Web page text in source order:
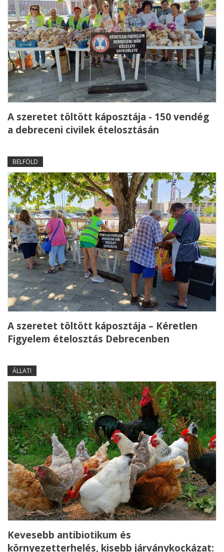
A szeretet töltött káposztája - 150 vendég
a debreceni civilek ételosztásán
BELFÖLD
A szeretet töltött káposztája – Kéretlen
Figyelem ételosztás Debrecenben
ÁLLATI
Kevesebb antibiotikum és
környezetterhelés, kisebb járványkockázat: